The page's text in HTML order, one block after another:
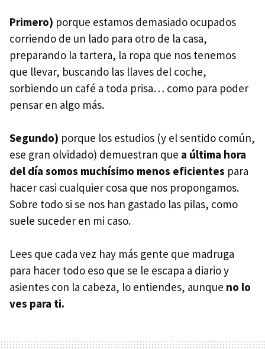
Primero) porque estamos demasiado ocupados
corriendo de un lado para otro de la casa,
preparando la tartera, la ropa que nos tenemos
que llevar, buscando las llaves del coche,
sorbiendo un café a toda prisa… como para poder
pensar en algo más.
Segundo) porque los estudios (y el sentido común,
ese gran olvidado) demuestran que a última hora
del día somos muchísimo menos eficientes para
hacer casi cualquier cosa que nos propongamos.
Sobre todo si se nos han gastado las pilas, como
suele suceder en mi caso.
Lees que cada vez hay más gente que madruga
para hacer todo eso que se le escapa a diario y
asientes con la cabeza, lo entiendes, aunque no lo
ves para ti.